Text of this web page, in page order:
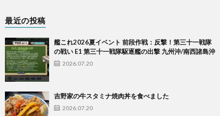
最近の投稿
艦これ2026夏イベント 前段作戦：反撃！第三十一戦隊
の戦い E1 第三十一戦隊駆逐艦の出撃 九州沖/南西諸島沖
2026.07.20
吉野家の牛スタミナ焼肉丼を食べました
2026.07.20